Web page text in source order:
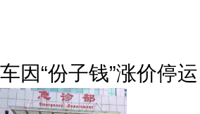
车因“份子钱”涨价停运